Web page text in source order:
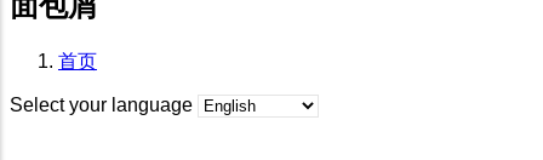
首页
Select your language